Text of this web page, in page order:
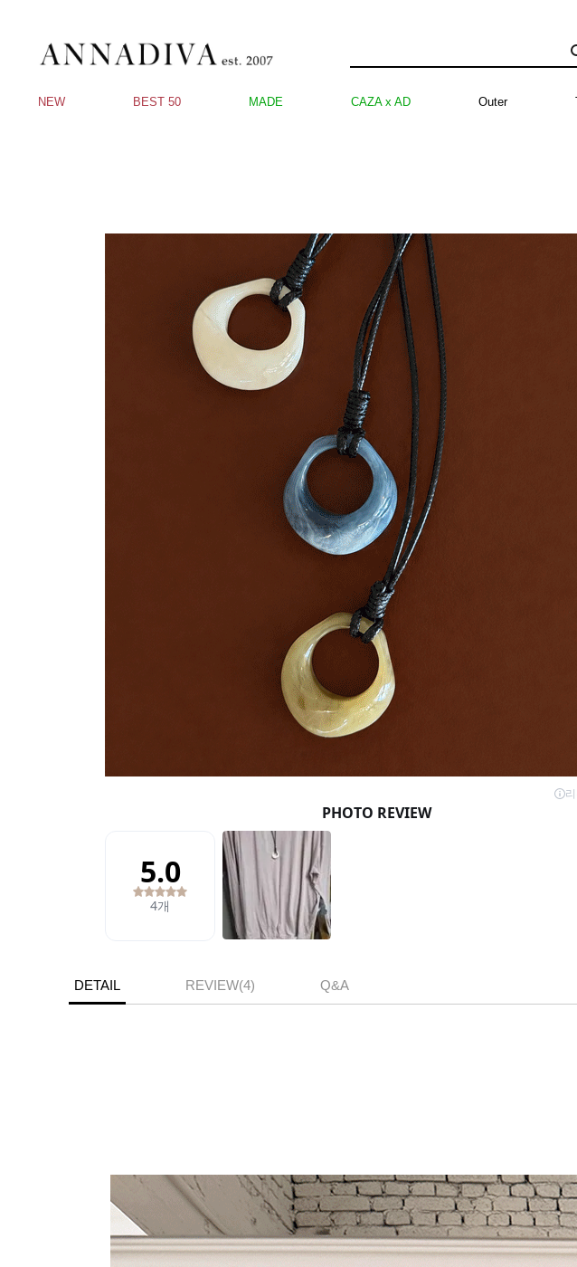
NEW BEST 50 MADE CAZA x AD Outer
DETAIL REVIEW(4) Q&A